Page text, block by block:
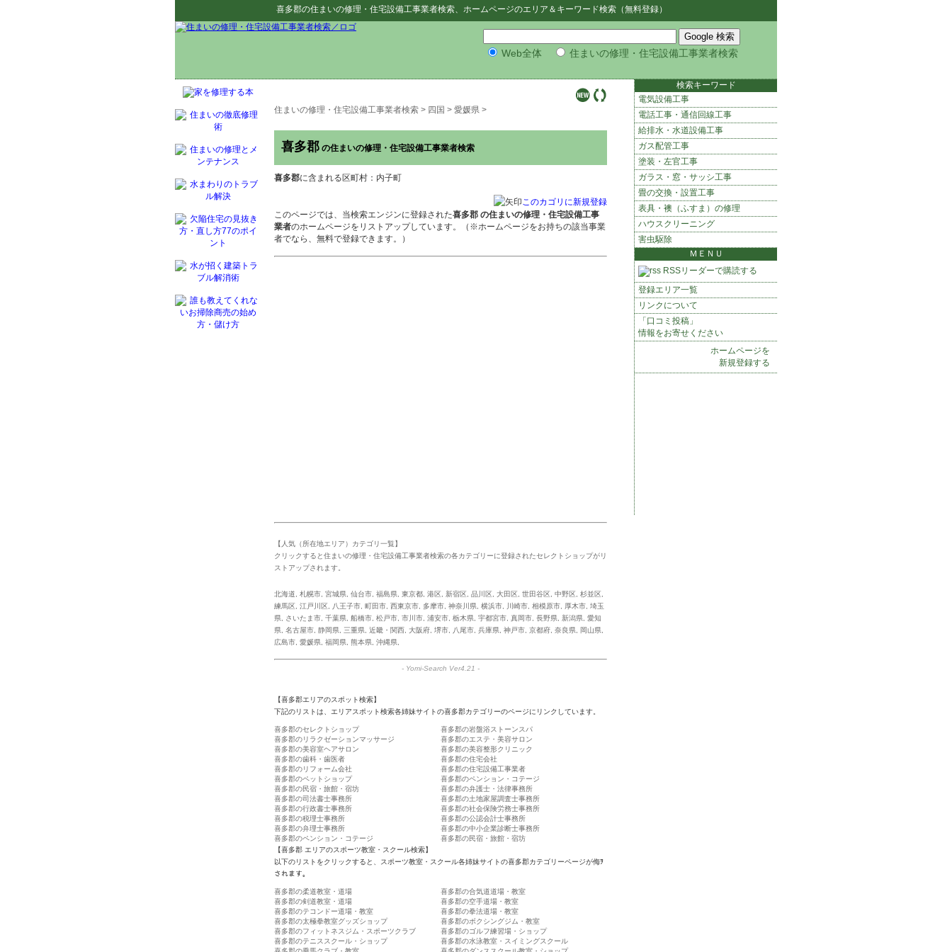
喜多郡の住まいの修理・住宅設備工事業者検索、ホームページのエリア＆キーワード検索（無料登録）
Web全体 住まいの修理・住宅設備工事業者検索
住まいの修理・住宅設備工事業者検索 > 四国 > 愛媛県 >
喜多郡 の住まいの修理・住宅設備工事業者検索
喜多郡に含まれる区町村：内子町
このカゴリに新規登録
このページでは、当検索エンジンに登録された喜多郡 の住まいの修理・住宅設備工事
業者のホームページをリストアップしています。（※ホームページをお持ちの該当事業
者でなら、無料で登録できます。）
【人気（所在地エリア）カテゴリ一覧】
クリックすると住まいの修理・住宅設備工事業者検索の各カテゴリーに登録されたセレクトショップがリ
ストアップされます。
北海道 札幌市 宮城県 仙台市 福島県 東京都 港区 新宿区 品川区 大田区 世田谷区 中野区 杉並区
練馬区 江戸川区 八王子市 町田市 西東京市 多摩市 神奈川県 横浜市 川崎市 相模原市 厚木市 埼玉
県
さいたま市 千葉県 船橋市 松戸市 市川市 浦安市 栃木県 宇都宮市 真岡市 長野県 新潟県 愛知
県 名古屋市 静岡県 三重県 近畿・関西 大阪府 堺市 八尾市 兵庫県 神戸市 京都府 奈良県 岡山県
広島市 愛媛県 福岡県 熊本県 沖縄県
- Yomi-Search Ver4.21 -
【喜多郡エリアのスポット検索】
下記のリストは、エリアスポット検索各姉妹サイトの喜多郡カテゴリーのページにリンクしています。
喜多郡のセレクトショップ
喜多郡の岩盤浴ストーンスパ
喜多郡のリラクゼーションマッサージ
喜多郡のエステ・美容サロン
喜多郡の美容室ヘアサロン
喜多郡の美容整形クリニック
喜多郡の歯科・歯医者
喜多郡の住宅会社
喜多郡のリフォーム会社
喜多郡の住宅設備工事業者
喜多郡のペットショップ
喜多郡のペンション・コテージ
喜多郡の民宿・旅館・宿坊
喜多郡の弁護士・法律事務所
喜多郡の司法書士事務所
喜多郡の土地家屋調査士事務所
喜多郡の行政書士事務所
喜多郡の社会保険労務士事務所
喜多郡の税理士事務所
喜多郡の公認会計士事務所
喜多郡の弁理士事務所
喜多郡の中小企業診断士事務所
喜多郡のペンション・コテージ
喜多郡の民宿・旅館・宿坊
【喜多郡 エリアのスポーツ教室・スクール検索】
以下のリストをクリックすると、スポーツ教室・スクール各姉妹サイトの喜多郡カテゴリーページが侮ｦ
されます。
喜多郡の柔道教室・道場
喜多郡の合気道道場・教室
喜多郡の剣道教室・道場
喜多郡の空手道場・教室
喜多郡のテコンドー道場・教室
喜多郡の拳法道場・教室
喜多郡の太極拳教室グッズショップ
喜多郡のボクシングジム・教室
喜多郡のフィットネスジム・スポーツクラブ
喜多郡のゴルフ練習場・ショップ
喜多郡のテニススクール・ショップ
喜多郡の水泳教室・スイミングスクール
検索キーワード
電気設備工事
電話工事・通信回線工事
給排水・水道設備工事
ガス配管工事
塗装・左官工事
ガラス・窓・サッシ工事
畳の交換・設置工事
表具・襖（ふすま）の修理
ハウスクリーニング
害虫駆除
ＭＥＮＵ
RSSリーダーで購読する
登録エリア一覧
リンクについて
「口コミ投稿」
情報をお寄せください
ホームページを
新規登録する